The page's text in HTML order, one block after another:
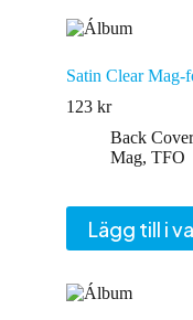
Satin Clear Mag-
123 kr
Back
Mag, TFO
Lägg till i